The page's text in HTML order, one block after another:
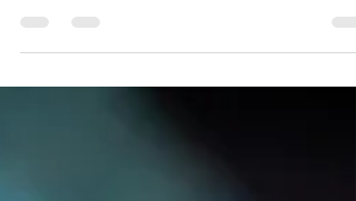
naturel présent dans notre peau, notre cartilage